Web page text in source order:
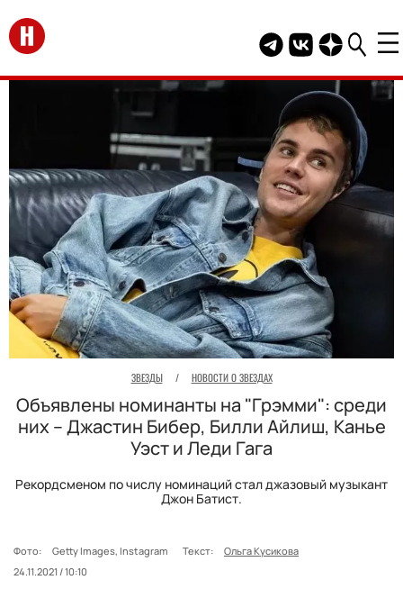
Перейти на главную
Telegram канал
Группа HELLO
Канал
ЗВЕЗДЫ / НОВОСТИ О ЗВЕЗДАХ
Объявлены номинанты на "Грэмми": среди
них – Джастин Бибер, Билли Айлиш, Канье
Уэст и Леди Гага
Рекордсменом по числу номинаций стал джазовый музыкант
Джон Батист.
Фото: Getty Images, Instagram Текст:
Ольга Кусикова
24.11.2021 / 10:10